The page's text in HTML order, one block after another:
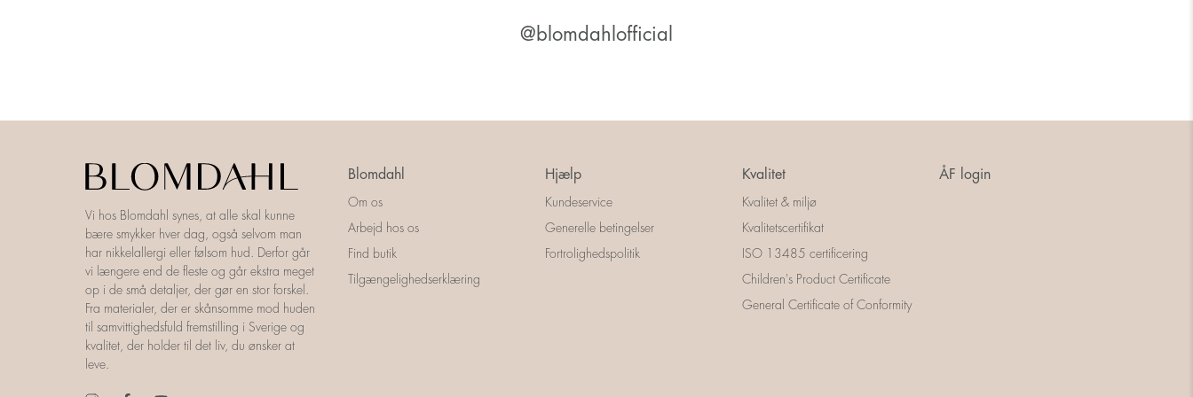
@blomdahlofficial
Vi hos Blomdahl synes, at alle skal kunne
bære smykker hver dag, også selvom man
har nikkelallergi eller følsom hud. Derfor går
vi længere end de fleste og går ekstra meget
op i de små detaljer, der gør en stor forskel.
Fra materialer, der er skånsomme mod huden
til samvittighedsfuld fremstilling i Sverige og
kvalitet, der holder til det liv, du ønsker at
leve.
Blomdahl
Om os
Arbejd hos os
Find butik
Tilgængelighedserklæring
Hjælp
Kundeservice
Generelle betingelser
Fortrolighedspolitik
Kvalitet
Kvalitet & miljø
Kvalitetscertifikat
ISO 13485 certificering
Children's Product Certificate
General Certificate of Conformity
ÅF login